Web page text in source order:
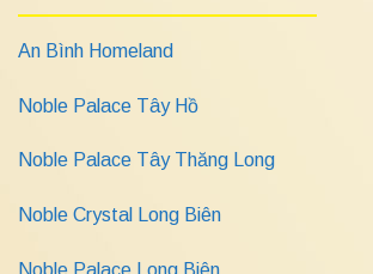
An Bình Homeland
Noble Palace Tây Hồ
Noble Palace Tây Thăng Long
Noble Crystal Long Biên
Noble Palace Long Biên